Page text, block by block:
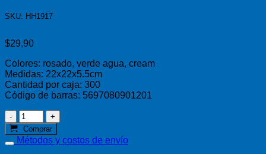
SKU: HH1917
$29,90
Colores: rosado, verde agua, cream
Medidas: 22x22x5.5cm
Cantidad por caja: 300
Código de barras: 5697080901201
Canasta
plástica
calada
cantidad
Comprar
Métodos y costos de envío